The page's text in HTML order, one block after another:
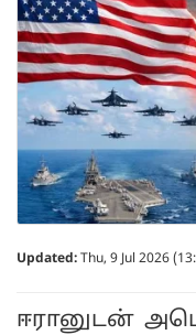
Updated: Thu, 9 Jul 2026
ஈரானுடன்